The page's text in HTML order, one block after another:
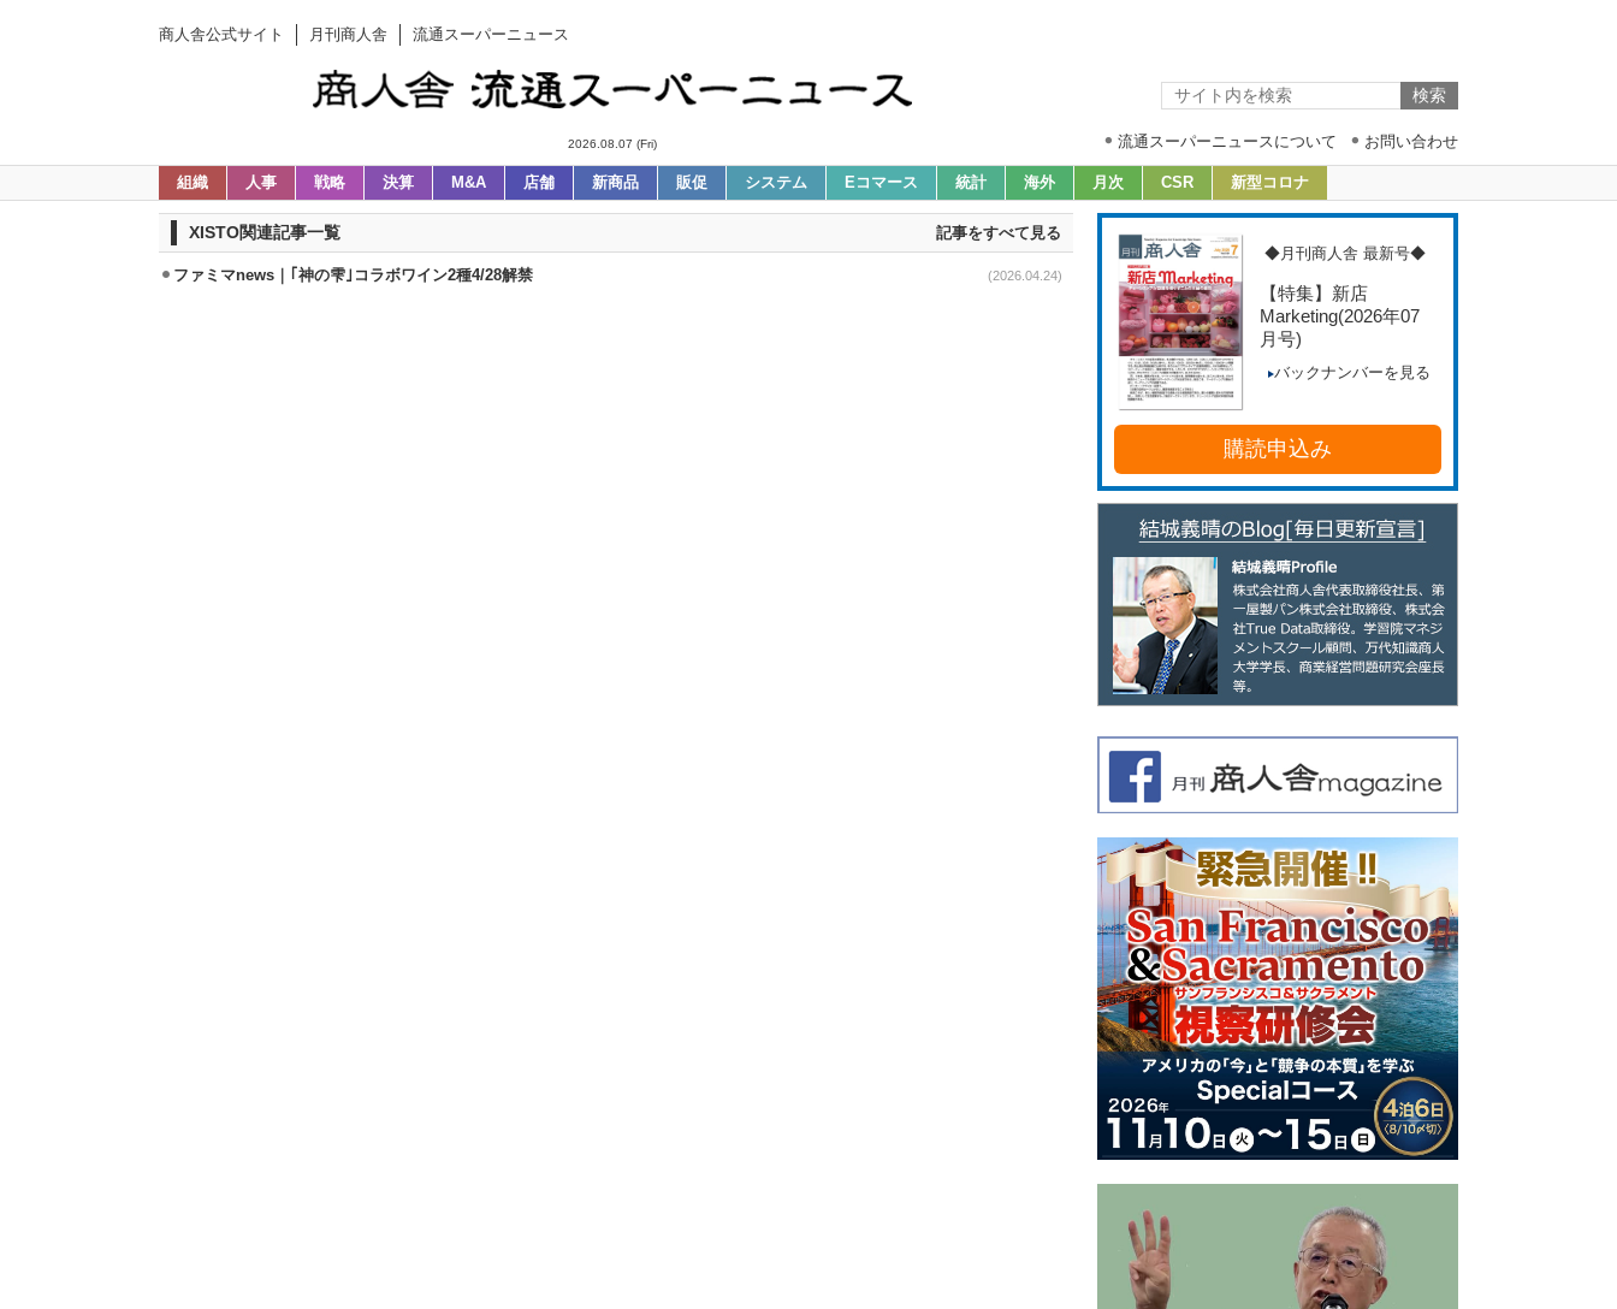
商人舎公式サイト 月刊商人舎 流通スーパーニュース
2026.08.07 (Fri) 流通スーパーニュースについて お問い合わせ
組織 人事 戦略 決算 M&A 店舗 新商品 販促 システム Eコマース 統計 海外 月次 CSR 新型コロナ
XISTO関連記事一覧 記事をすべて見る
ファミマnews｜｢神の雫｣コラボワイン2種4/28解禁 (2026.04.24)
◆月刊商人舎 最新号◆
【特集】新店
Marketing(2026年07
月号)
バックナンバーを見る
購読申込み